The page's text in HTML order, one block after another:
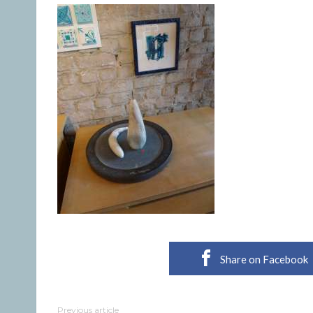
Share on Facebook
Previous article